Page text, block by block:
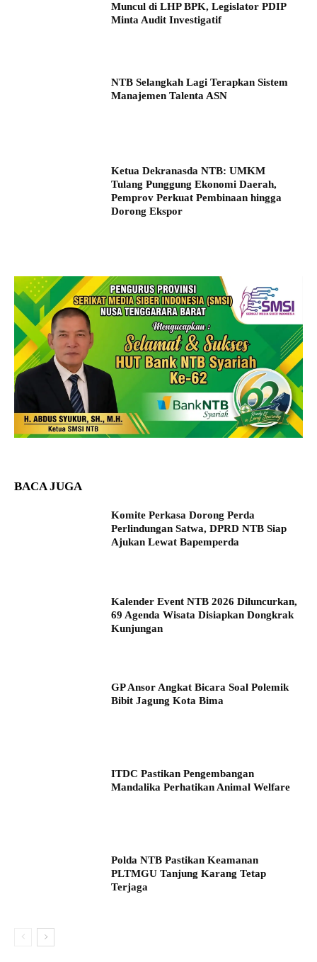
Muncul di LHP BPK, Legislator PDIP
Minta Audit Investigatif
NTB Selangkah Lagi Terapkan Sistem
Manajemen Talenta ASN
Ketua Dekranasda NTB: UMKM
Tulang Punggung Ekonomi Daerah,
Pemprov Perkuat Pembinaan hingga
Dorong Ekspor
BACA JUGA
Komite Perkasa Dorong Perda
Perlindungan Satwa, DPRD NTB Siap
Ajukan Lewat Bapemperda
Kalender Event NTB 2026 Diluncurkan,
69 Agenda Wisata Disiapkan Dongkrak
Kunjungan
GP Ansor Angkat Bicara Soal Polemik
Bibit Jagung Kota Bima
ITDC Pastikan Pengembangan
Mandalika Perhatikan Animal Welfare
Polda NTB Pastikan Keamanan
PLTMGU Tanjung Karang Tetap
Terjaga